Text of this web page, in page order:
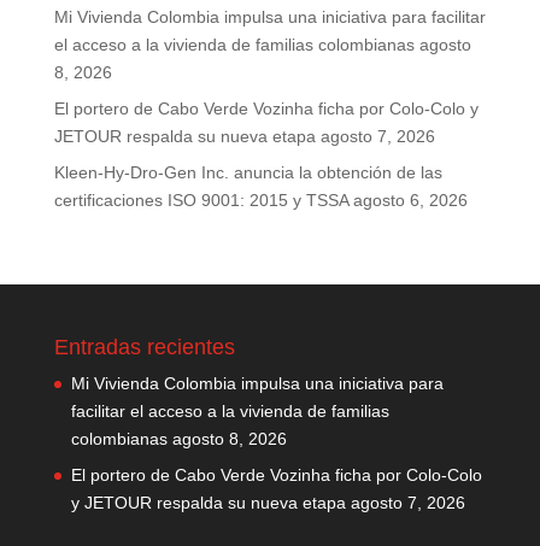
Mi Vivienda Colombia impulsa una iniciativa para facilitar
el acceso a la vivienda de familias colombianas agosto
8, 2026
El portero de Cabo Verde Vozinha ficha por Colo-Colo y
JETOUR respalda su nueva etapa agosto 7, 2026
Kleen-Hy-Dro-Gen Inc. anuncia la obtención de las
certificaciones ISO 9001: 2015 y TSSA agosto 6, 2026
Entradas recientes
Mi Vivienda Colombia impulsa una iniciativa para
facilitar el acceso a la vivienda de familias
colombianas agosto 8, 2026
El portero de Cabo Verde Vozinha ficha por Colo-Colo
y JETOUR respalda su nueva etapa agosto 7, 2026